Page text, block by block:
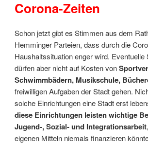
Corona-Zeiten
Schon jetzt gibt es Stimmen aus dem
Hemminger Parteien, dass durch die
Haushaltssituation enger wird.
dürfen aber nicht auf Kosten von
Schwimmbädern, Musikschule,
freiwilligen Aufgaben der Stadt gehen.
solche Einrichtungen eine Stadt erst
diese Einrichtungen leisten wichtige
Jugend-, Sozial- und Integrationsarbeit
eigenen Mitteln niemals finanzieren